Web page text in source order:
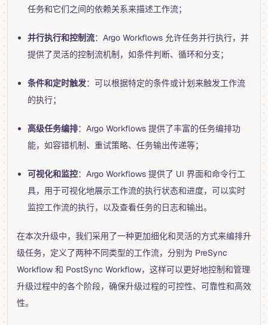
任务和它们之间的依赖关系来描述工作流；
并行执行和控制流：Argo Workflows 允许任务并行执行，并
提供了灵活的控制流机制，如条件判断、循环和分支；
条件和定时触发：可以根据特定的条件或计划来触发工作流
的执行；
高级任务编排：Argo Workflows 提供了丰富的任务编排功
能，如容错机制、重试策略、任务输出传递等；
可视化和监控：Argo Workflows 提供了 UI 界面和命令行工
具，用于可视化地展示工作流的执行状态和进度，可以实时
监控工作流的执行，以及查看任务的日志和输出。
在本次升级中，我们采用了一种更加细化和灵活的方式来编排升
级任务，定义了两种不同类型的工作流，分别为 PreSync
Workflow 和 PostSync Workflow，这样可以更好地控制和管理
升级过程中的各个阶段，确保升级过程的可控性、可靠性和高效
性。